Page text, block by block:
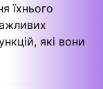
їхнього
які вони